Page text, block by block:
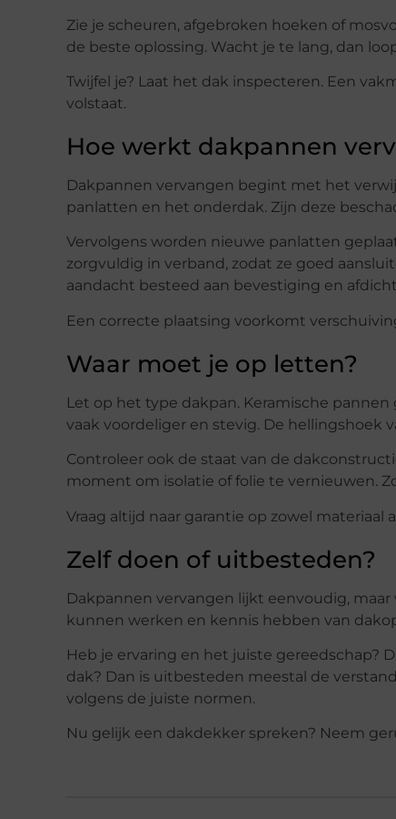
Zie je scheuren, afgebroken hoeken of
de beste oplossing. Wacht je te lang, dan
Twijfel je? Laat het dak inspecteren. Een
volstaat.
Hoe werkt dakpannen
Dakpannen vervangen begint met het
panlatten en het onderdak. Zijn deze
Vervolgens worden nieuwe panlatten
zorgvuldig in verband, zodat ze goed
aandacht besteed aan bevestiging en
Een correcte plaatsing voorkomt
Waar moet je op letten?
Let op het type dakpan. Keramische
vaak voordeliger en stevig. De hellingshoek
Controleer ook de staat van de
moment om isolatie of folie te vernieuwen.
Vraag altijd naar garantie op zowel
Zelf doen of uitbesteden?
Dakpannen vervangen lijkt eenvoudig,
kunnen werken en kennis hebben van
Heb je ervaring en het juiste gereedschap?
dak? Dan is uitbesteden meestal de
volgens de juiste normen.
Nu gelijk een dakdekker spreken? Neem